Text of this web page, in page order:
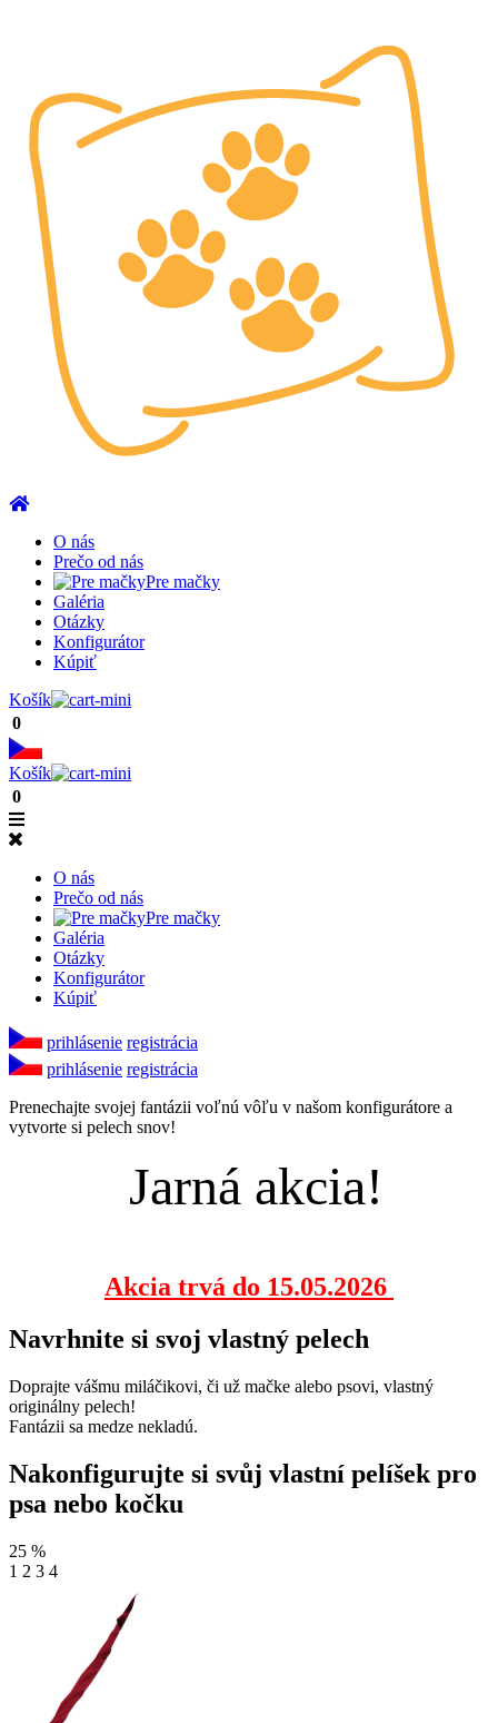
O nás
Prečo od nás
Pre mačky
Galéria
Otázky
Konfigurátor
Kúpiť
Košík
0
Košík
0
O nás
Prečo od nás
Pre mačky
Galéria
Otázky
Konfigurátor
Kúpiť
prihlásenie registrácia
prihlásenie registrácia
Prenechajte svojej fantázii voľnú vôľu v našom konfigurátore a
vytvorte si pelech snov!
Jarná akcia!
Akcia trvá do 15.05.2026
Navrhnite si svoj vlastný pelech
Doprajte vášmu miláčikovi, či už mačke alebo psovi, vlastný
originálny pelech!
Fantázii sa medze nekladú.
Nakonfigurujte si svůj vlastní pelíšek pro
psa nebo kočku
25 %
1 2 3 4